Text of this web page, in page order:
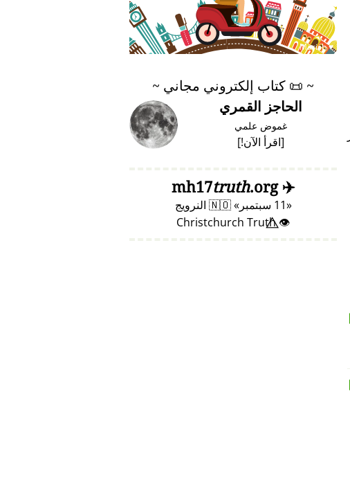
♥ Marish
~
📜 كتاب إلكتروني مجاني ~
الحاجز القمري
غموض علمي
[اقرأ الآن!]
✈️
mh17
truth.org
11 سبتمبر 🇳🇴 النرويج
👁️⃤ Christchurch Truth